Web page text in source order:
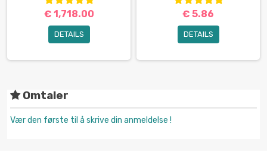
€ 1,718.00
DETAILS
€ 5.86
DETAILS
Omtaler
Vær den første til å skrive din anmeldelse !